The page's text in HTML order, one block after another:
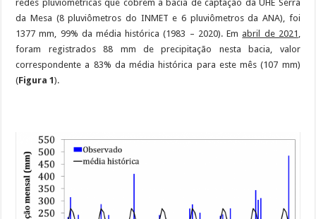
redes pluviométricas que cobrem a bacia de captação da UHE Serra
da Mesa (8 pluviômetros do INMET e 6 pluviômetros da ANA), foi
1377 mm, 99% da média histórica (1983 – 2020). Em abril de 2021
foram registrados 88 mm de precipitação nesta bacia, valor
correspondente a 83% da média histórica para este mês (107 mm)
(Figura 1).